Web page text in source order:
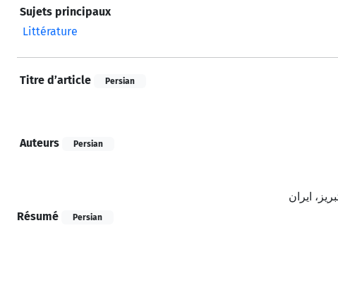
Sujets principaux
Littérature
Titre d’article Persian
Auteurs Persian
ایران
Résumé
Persian